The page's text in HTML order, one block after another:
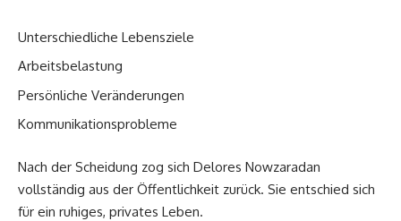
Unterschiedliche Lebensziele
Arbeitsbelastung
Persönliche Veränderungen
Kommunikationsprobleme
Nach der Scheidung zog sich Delores Nowzaradan
vollständig aus der Öffentlichkeit zurück. Sie entschied sich
für ein ruhiges, privates Leben.